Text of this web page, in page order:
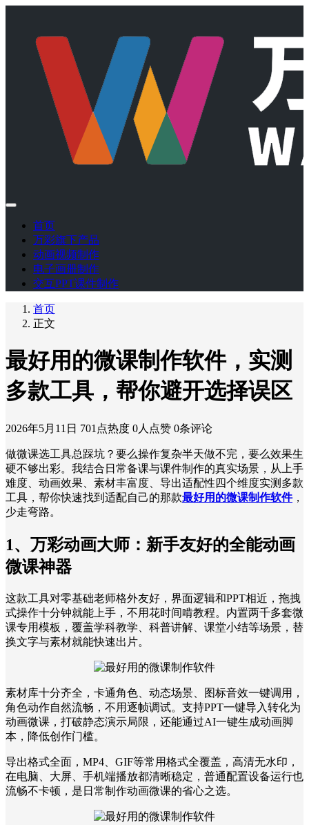
首页
万彩旗下产品
动画视频制作
电子画册制作
交互PPT课件制作
首页
正文
最好用的微课制作软件，实测
多款工具，帮你避开选择误区
2026年5月11日 701点热度 0人点赞 0条评论
做微课选工具总踩坑？要么操作复杂半天做不完，要么效果生
硬不够出彩。我结合日常备课与课件制作的真实场景，从上手
难度、动画效果、素材丰富度、导出适配性四个维度实测多款
工具，帮你快速找到适配自己的那款最好用的微课制作软件，
少走弯路。
1、万彩动画大师：新手友好的全能动画
微课神器
这款工具对零基础老师格外友好，界面逻辑和PPT相近，拖拽
式操作十分钟就能上手，不用花时间啃教程。内置两千多套微
课专用模板，覆盖学科教学、科普讲解、课堂小结等场景，替
换文字与素材就能快速出片。
素材库十分齐全，卡通角色、动态场景、图标音效一键调用，
角色动作自然流畅，不用逐帧调试。支持PPT一键导入转化为
动画微课，打破静态演示局限，还能通过AI一键生成动画脚
本，降低创作门槛。
导出格式全面，MP4、GIF等常用格式全覆盖，高清无水印，
在电脑、大屏、手机端播放都清晰稳定，普通配置设备运行也
流畅不卡顿，是日常制作动画微课的省心之选。